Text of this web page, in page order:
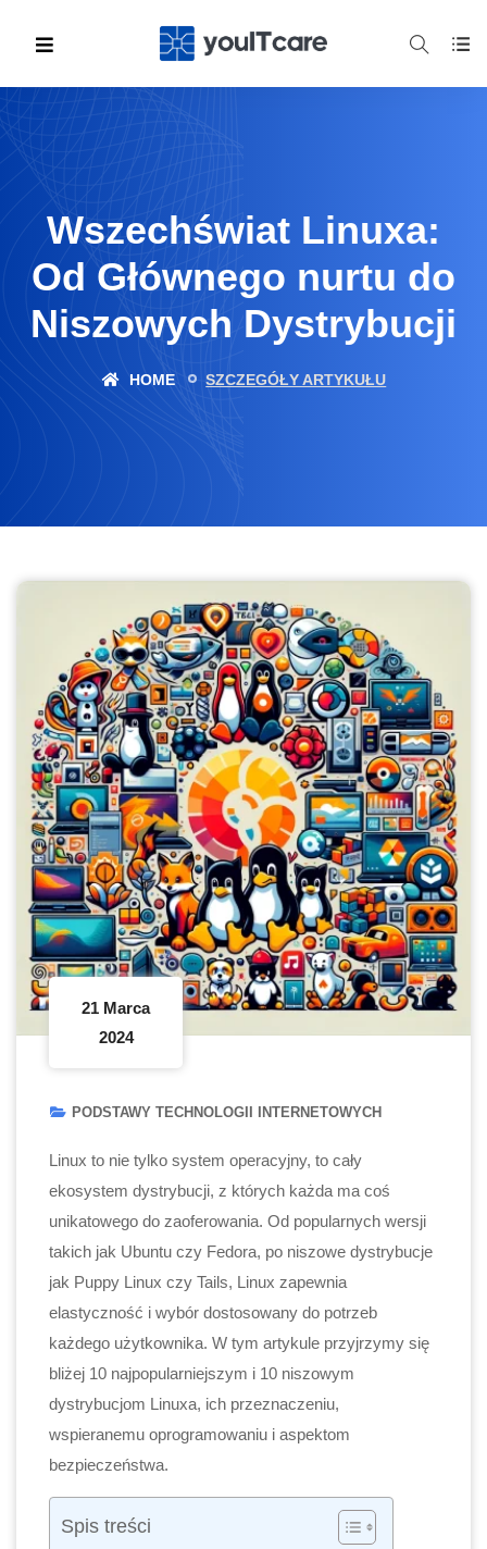
Wszechświat Linuxa:
Od Głównego nurtu do
Niszowych Dystrybucji
HOME SZCZEGÓŁY ARTYKUŁU
21 Marca
2024
PODSTAWY TECHNOLOGII INTERNETOWYCH
Linux to nie tylko system operacyjny, to cały
ekosystem dystrybucji, z których każda ma coś
unikatowego do zaoferowania. Od popularnych wersji
takich jak Ubuntu czy Fedora, po niszowe dystrybucje
jak Puppy Linux czy Tails, Linux zapewnia
elastyczność i wybór dostosowany do potrzeb
każdego użytkownika. W tym artykule przyjrzymy się
bliżej 10 najpopularniejszym i 10 niszowym
dystrybucjom Linuxa, ich przeznaczeniu,
wspieranemu oprogramowaniu i aspektom
bezpieczeństwa.
Spis treści